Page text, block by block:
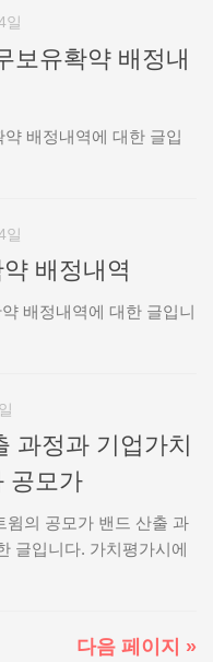
일
보유확약 배정내
배정내역에 대한 글입
일
배정내역
배정내역에 대한 글입니
과정과 기업가치
공모가
윔의 공모가 밴드 산출 과
글입니다. 가치평가시에
다음 페이지 »